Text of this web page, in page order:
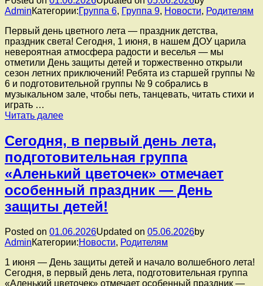
AdminКатегории:Группа 6, Группа 9, Новости, Родителям
Первый день цветного лета — праздник детства,
праздник света! Сегодня, 1 июня, в нашем ДОУ царила
невероятная атмосфера радости и веселья — мы
отметили День защиты детей и торжественно открыли
сезон летних приключений! Ребята из старшей группы №
6 и подготовительной группы № 9 собрались в
музыкальном зале, чтобы петь, танцевать, читать стихи и
играть …
Читать далееСегодня,
июня,
в
нашем
ДОУ
царила
невероятная
атмосфера
радости
веселья
—
отметили
День
Сегодня, в первый день лета,
подготовительная группа
«Аленький цветочек» отмечает
особенный праздник — День
защиты детей!
Posted on 01.06.2026Updated on 05.06.2026by
AdminКатегории:Новости, Родителям
1 июня — День защиты детей и начало волшебного лета!
Сегодня, в первый день лета, подготовительная группа
«Аленький цветочек» отмечает особенный праздник —